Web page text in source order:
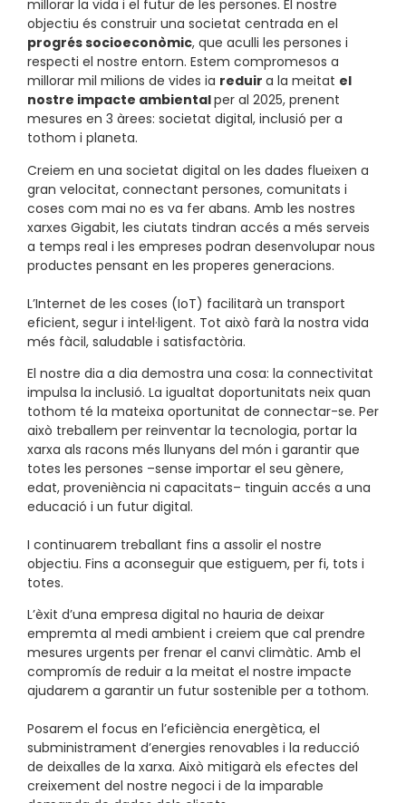
millorar la vida i el futur de les persones. El nostre
objectiu és construir una societat centrada en el
progrés socioeconòmic, que aculli les persones i
respecti el nostre entorn. Estem compromesos a
millorar mil milions de vides ia reduir a la meitat el
nostre impacte ambientalper al 2025, prenent
mesures en 3 àrees: societat digital, inclusió per a
tothom i planeta.
Creiem en una societat digital on les dades flueixen a
gran velocitat, connectant persones, comunitats i
coses com mai no es va fer abans. Amb les nostres
xarxes Gigabit, les ciutats tindran accés a més serveis
a temps real i les empreses podran desenvolupar nous
productes pensant en les properes generacions.
L’Internet de les coses (IoT) facilitarà un transport
eficient, segur i intel·ligent. Tot això farà la nostra vida
més fàcil, saludable i satisfactòria.
El nostre dia a dia demostra una cosa: la connectivitat
impulsa la inclusió. La igualtat doportunitats neix quan
tothom té la mateixa oportunitat de connectar-se. Per
això treballem per reinventar la tecnologia, portar la
xarxa als racons més llunyans del món i garantir que
totes les persones –sense importar el seu gènere,
edat, proveniència ni capacitats– tinguin accés a una
educació i un futur digital.
I continuarem treballant fins a assolir el nostre
objectiu. Fins a aconseguir que estiguem, per fi, tots i
totes.
L’èxit d’una empresa digital no hauria de deixar
empremta al medi ambient i creiem que cal prendre
mesures urgents per frenar el canvi climàtic. Amb el
compromís de reduir a la meitat el nostre impacte
ajudarem a garantir un futur sostenible per a tothom.
Posarem el focus en l’eficiència energètica, el
subministrament d’energies renovables i la reducció
de deixalles de la xarxa. Això mitigarà els efectes del
creixement del nostre negoci i de la imparable